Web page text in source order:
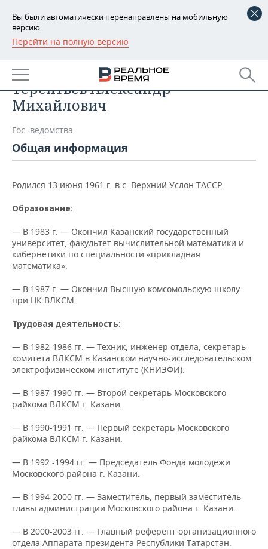
Вы были автоматически перенаправлены на мобильную
версию.
Перейти на полную версию
РЕГИОНЫ
БАШКОРТОСТАН
ТАТАРСТАН
УДМУРТИЯ
НОВОСТИ
АНАЛИТИКА
НОВОСТИ АНАЛИТИКИ
ДЕКЛАРАЦИИ О ДОХОДАХ
КОРОЛИ ГОСЗАКАЗА ПФО
ВУЗЫ ТАТАРСТАНА
КОМУ ПРИНАДЛЕЖАТ
ТОРГОВЫЕ ЦЕНТРЫ
ТАТАРСТАНА
ЭКОНОМИКА
НОВОСТИ ЭКОНОМИКИ
ФИНАНСЫ
БАНКИ
БЮДЖЕТ
ИНВЕСТИЦИИ
ПРОМЫШЛЕННОСТЬ
НОВОСТИ
ПРОМЫШЛЕННОСТИ
АГРОПРОМ
МАШИНОСТРОЕНИЕ
НЕФТЕХИМИЯ
НЕФТЬ
ОПК
ЭНЕРГЕТИКА
НЕДВИЖИМОСТЬ
НОВОСТИ НЕДВИЖИМОСТИ
АВТО
НОВОСТИ АВТО
БИЗНЕС
НОВОСТИ БИЗНЕСА
РОЗНИЧНАЯ ТОРГОВЛЯ
УСЛУГИ
ТЕХНОЛОГИИ
НОВОСТИ ТЕХНОЛОГИЙ
МЕДИА
ТЕЛЕКОММУНИКАЦИИ
МЕРОПРИЯТИЯ
ВЫЕЗДНАЯ РЕДАКЦИЯ
БИЗНЕС-БРАНЧИ
ONLINE-КОНФЕРЕНЦИИ
ОТКРЫТАЯ ЛЕКЦИЯ
СПОРТ
НОВОСТИ СПОРТА
ФУТБОЛ
ХОККЕЙ
БАСКЕТБОЛ
КИБЕРСПОРТ
ФИГУРНОЕ КАТАНИЕ
ВОДНЫЕ ВИДЫ СПОРТА
ОБЩЕСТВО
НОВОСТИ ОБЩЕСТВА
ВЛАСТЬ
ИНФРАСТРУКТУРА
МЕДИЦИНА
ОБРАЗОВАНИЕ
ФОТОГАЛЕРЕЯ
СЮЖЕТЫ
СПРАВОЧНИК
СПИСОК КОМПАНИЙ
Терентьев Александр
Михайлович
Гос. ведомства
Общая информация
Родился 13 июня 1961 г. в с. Верхний Услон ТАССР.
Образование:
— В 1983 г. — Окончил Казанский государственный
университет, факультет вычислительной математики и
кибернетики по специальности «прикладная
математика».
— В 1987 г. — Окончил Высшую комсомольскую школу
при ЦК ВЛКСМ.
Трудовая деятельность:
— В 1982-1986 гг. — Техник, инженер отдела, секретарь
комитета ВЛКСМ в Казанском научно-исследовательском
электрофизическом институте (КНИЭФИ).
— В 1987-1990 гг. — Второй секретарь Московского
райкома ВЛКСМ г. Казани.
— В 1990-1991 гг. — Первый секретарь Московского
райкома ВЛКСМ г. Казани.
— В 1992 -1994 гг. — Председатель Фонда молодежи
Московского района г. Казани.
— В 1994-2000 гг. — Заместитель, первый заместитель
главы администрации Московского района г. Казани.
— В 2000-2003 гг. — Главный референт организационного
отдела Аппарата президента Республики Татарстан.